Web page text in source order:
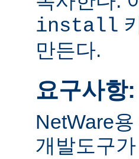
install
만든다.
요구사항:
NetWare
개발도구